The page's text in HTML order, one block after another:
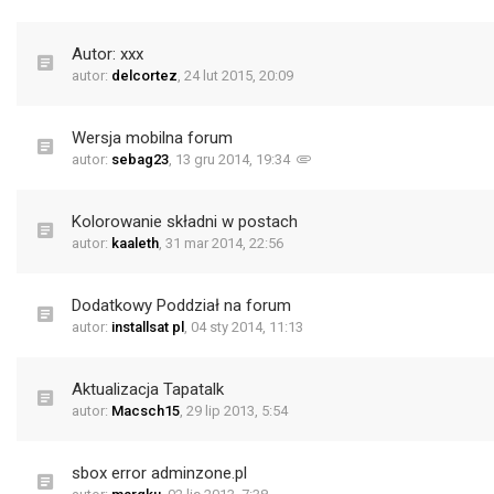
Autor: xxx
autor: delcortez, 24 lut 2015, 20:09
Wersja mobilna forum
autor: sebag23, 13 gru 2014, 19:34
Kolorowanie składni w postach
autor: kaaleth, 31 mar 2014, 22:56
Dodatkowy Poddział na forum
autor: installsat pl , 04 sty 2014, 11:13
Aktualizacja Tapatalk
autor: Macsch15, 29 lip 2013, 5:54
sbox error adminzone.pl